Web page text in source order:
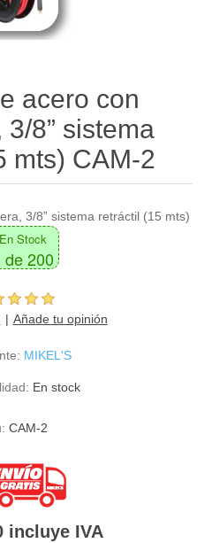
acero con
8” sistema
mts) CAM-2
3/8” sistema retráctil (15 mts)
En Stock
de 200
Añade tu opinión
MIKEL'S
En stock
CAM-2
incluye IVA